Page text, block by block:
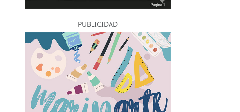
PUBLICIDAD